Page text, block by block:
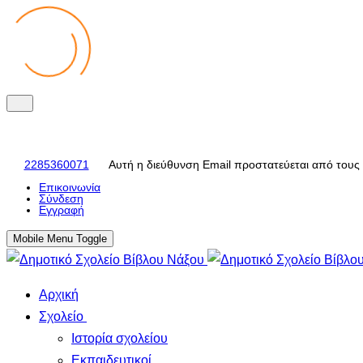
2285360071
Αυτή η διεύθυνση Email προστατεύεται από
Eπικοινωνία
Σύνδεση
Εγγραφή
Mobile Menu Toggle
Αρχική
Σχολείο
Ιστορία σχολείου
Εκπαιδευτικοί